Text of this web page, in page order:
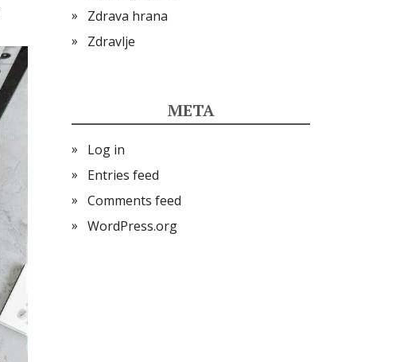
Zdrava hrana
Zdravlje
META
Log in
Entries feed
Comments feed
WordPress.org